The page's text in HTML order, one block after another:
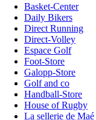
Basket-Center
Daily Bikers
Direct Running
Direct-Volley
Espace Golf
Foot-Store
Galopp-Store
Golf and co
Handball-Store
House of Rugby
La sellerie de Maé